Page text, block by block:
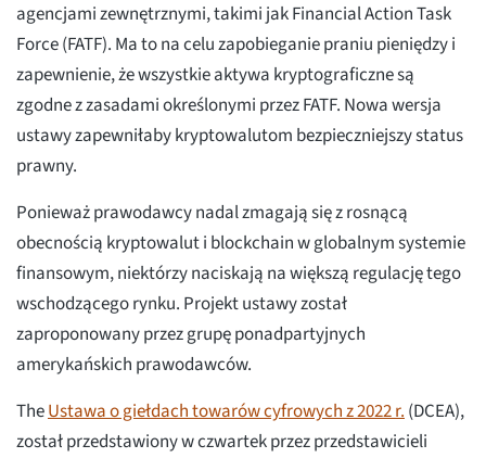
agencjami zewnętrznymi, takimi jak Financial Action Task
Force (FATF). Ma to na celu zapobieganie praniu pieniędzy i
zapewnienie, że wszystkie aktywa kryptograficzne są
zgodne z zasadami określonymi przez FATF. Nowa wersja
ustawy zapewniłaby kryptowalutom bezpieczniejszy status
prawny.
Ponieważ prawodawcy nadal zmagają się z rosnącą
obecnością kryptowalut i blockchain w globalnym systemie
finansowym, niektórzy naciskają na większą regulację tego
wschodzącego rynku. Projekt ustawy został
zaproponowany przez grupę ponadpartyjnych
amerykańskich prawodawców.
TheUstawa o giełdach towarów cyfrowych z 2022 r.(DCEA),
został przedstawiony w czwartek przez przedstawicieli